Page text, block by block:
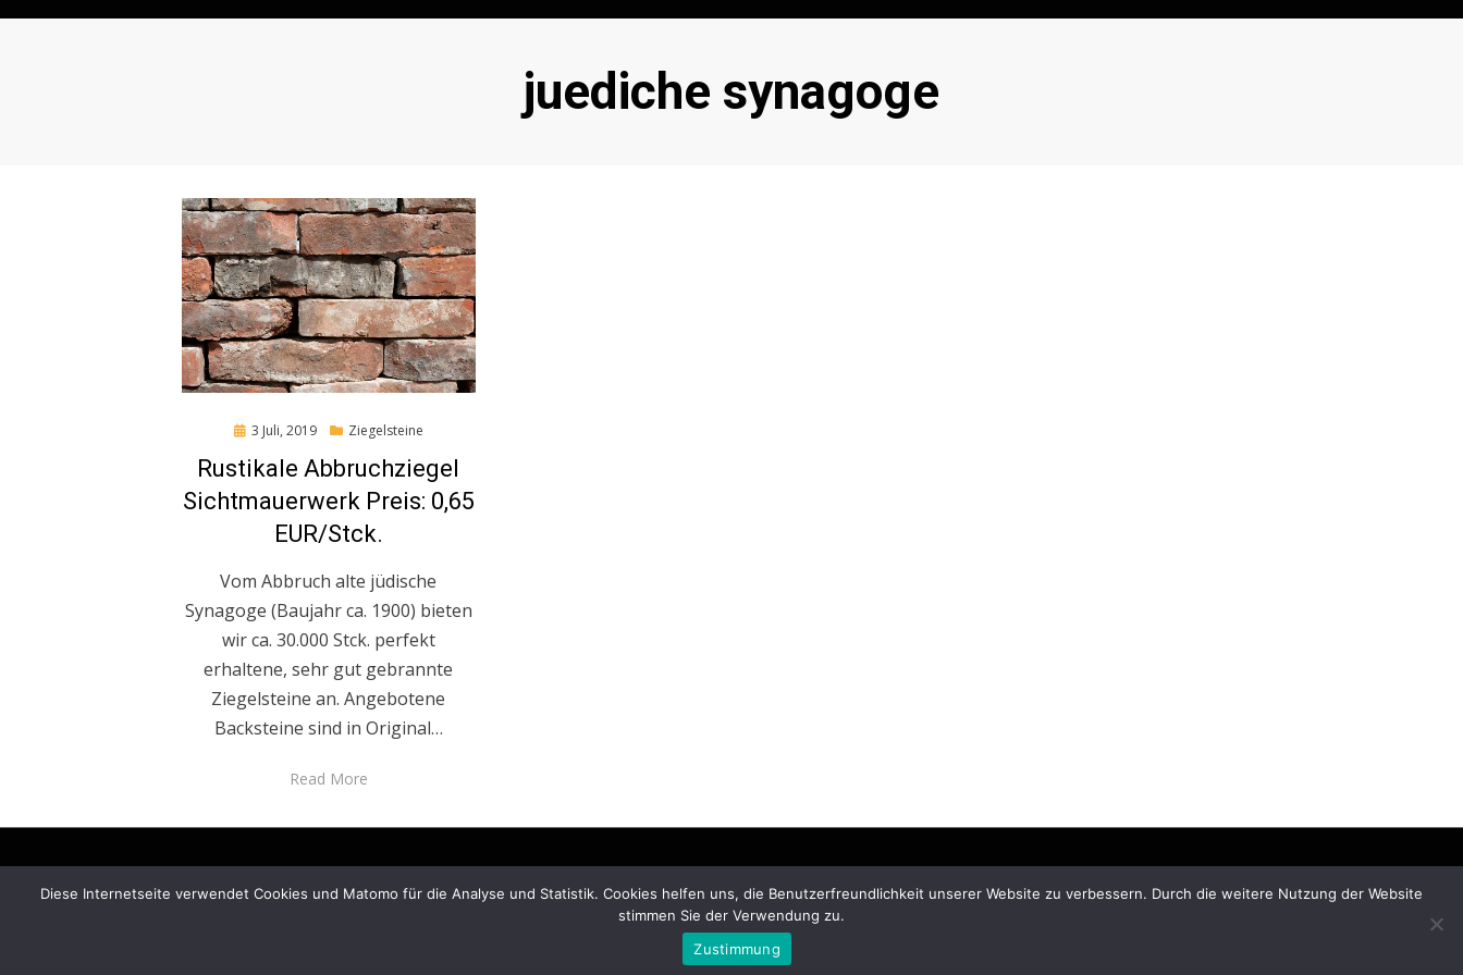
Schlagwort
:
juediche synagoge
Posted
3 Juli, 2019 Ziegelsteine
Rustikale Abbruchziegel
Sichtmauerwerk Preis: 0,65
EUR/Stck.
Vom Abbruch alte jüdische
Synagoge (Baujahr ca. 1900) bieten
wir ca. 30.000 Stck. perfekt
erhaltene, sehr gut gebrannte
Ziegelsteine an. Angebotene
Backsteine sind in Original…
Read More
© Copyright 2026 –ziegelmanufaktur.eu
Anther Theme byDesignOrbital ⋅Powered byWordPress
Diese Internetseite verwendet Cookies und Matomo für die Analyse und Statistik. Cookies helfen uns, die Benutzerfreundlichkeit unserer Website zu verbessern. Durch die weitere Nutzung der Website
stimmen Sie der Verwendung zu.
Zustimmung